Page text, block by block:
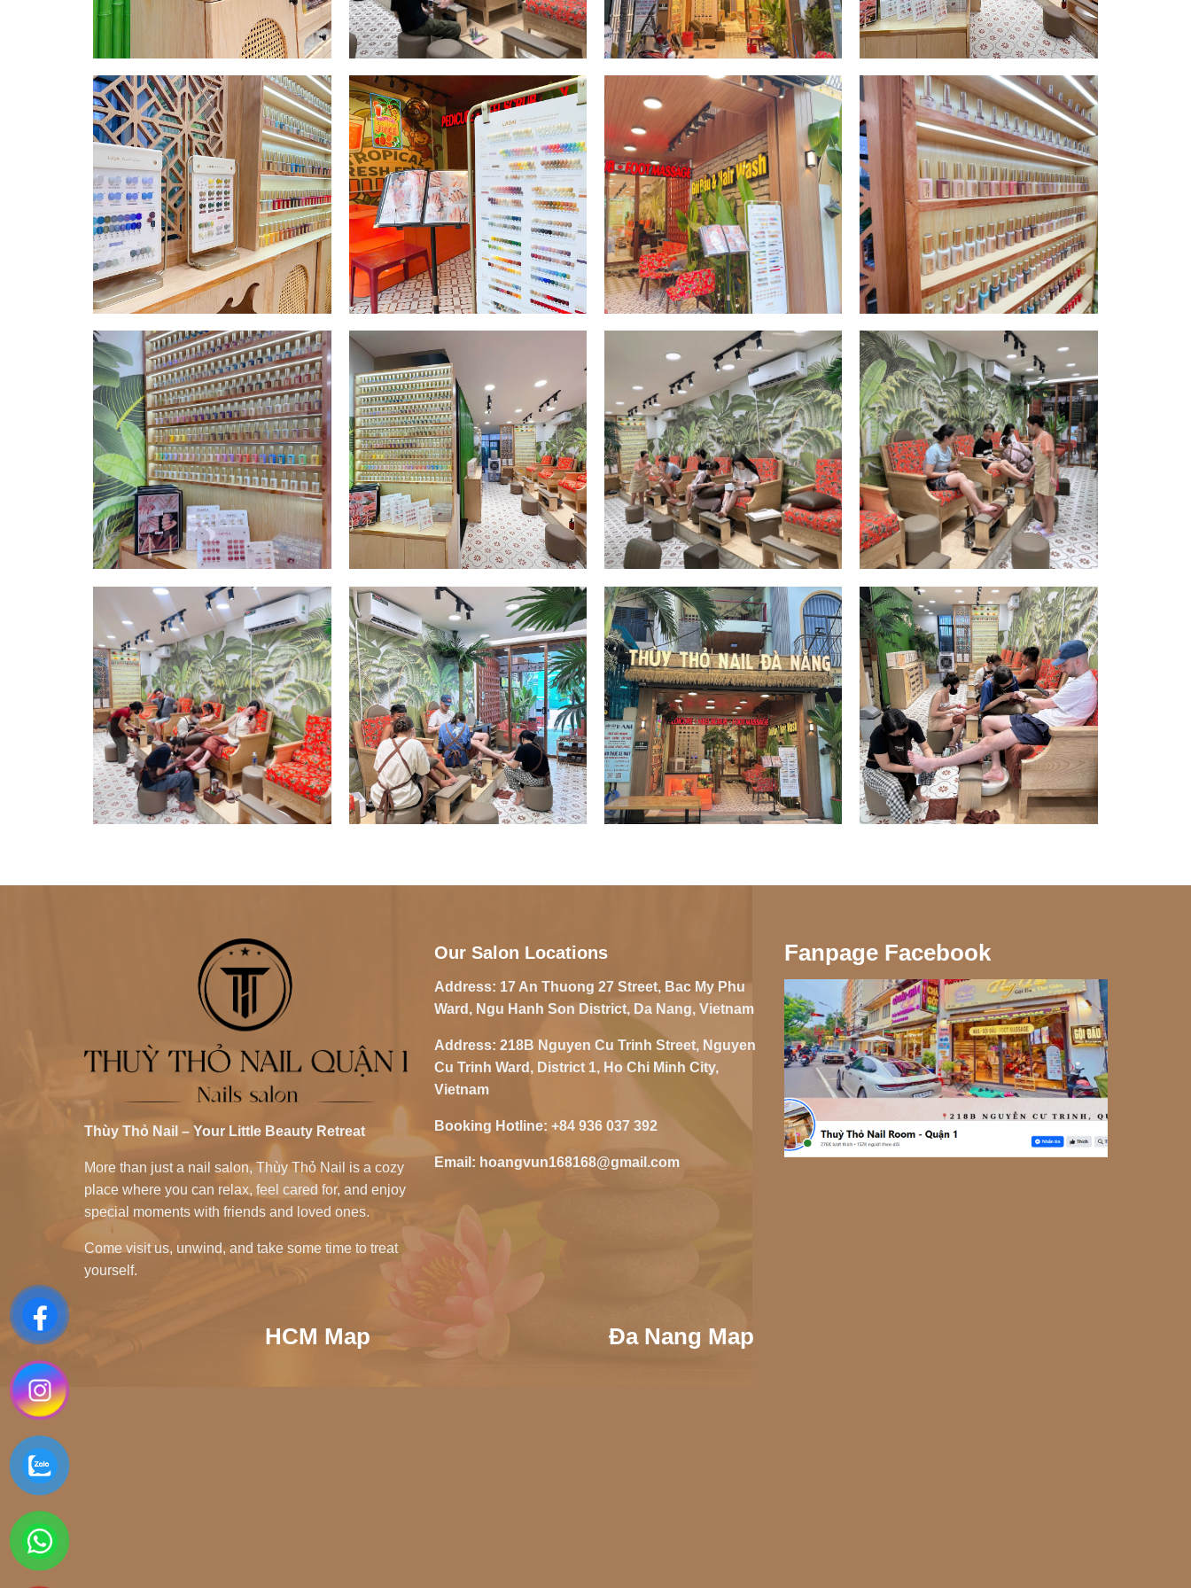
Thùy Thỏ Nail – Your Little Beauty Retreat
More than just a nail salon, Thùy Thỏ Nail is a cozy
place where you can relax, feel cared for, and enjoy
special moments with friends and loved ones.
Come visit us, unwind, and take some time to treat
yourself.
Our Salon Locations
Address: 17 An Thuong 27 Street, Bac My Phu
Ward, Ngu Hanh Son District, Da Nang, Vietnam
Address: 218B Nguyen Cu Trinh Street, Nguyen
Cu Trinh Ward, District 1, Ho Chi Minh City,
Vietnam
Booking Hotline: +84 936 037 392
Email: hoangvun168168@gmail.com
Fanpage Facebook
HCM Map Đa Nang Map